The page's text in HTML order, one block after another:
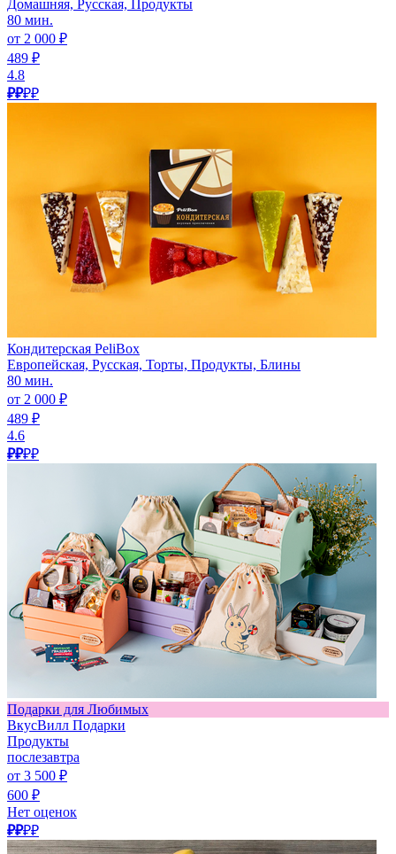
Домашняя, Русская, Продукты
80 мин.
от 2 000 ₽
489 ₽
4.8
₽₽₽₽
Кондитерская PeliBox
Европейская, Русская, Торты, Продукты, Блины
80 мин.
от 2 000 ₽
489 ₽
4.6
₽₽₽₽
Подарки для Любимых
ВкусВилл Подарки
Продукты
послезавтра
от 3 500 ₽
600 ₽
Нет оценок
₽₽₽₽